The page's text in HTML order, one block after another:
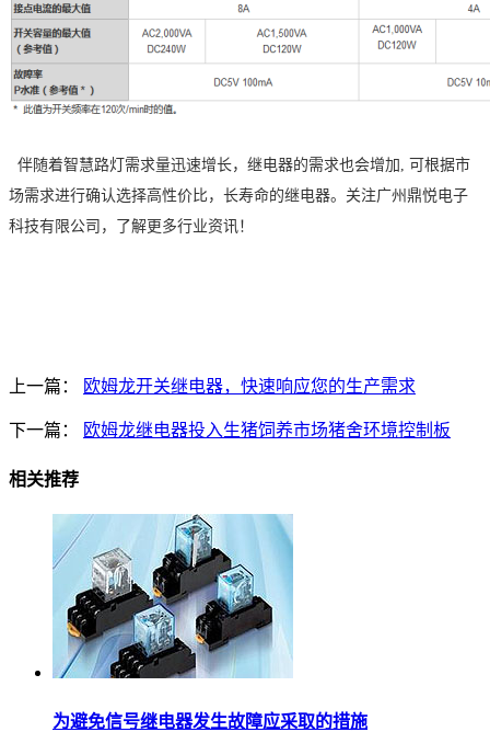
伴随着智慧路灯需求量迅速增长，继电器的需求也会增加
, 可根据市
场需求进行确认选择高性价比，长寿命的继电器。关注广州鼎悦电子
科技有限公司，了解更多行业资讯！
上一篇： 欧姆龙开关继电器，快速响应您的生产需求
下一篇： 欧姆龙继电器投入生猪饲养市场猪舍环境控制板
相关推荐
为避免信号继电器发生故障应采取的措施